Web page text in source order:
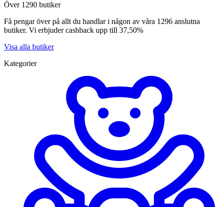
Över 1290 butiker
Få pengar över på allt du handlar i någon av våra 1296 anslutna
butiker. Vi erbjuder cashback upp till 37,50%
Visa alla butiker
Kategorier